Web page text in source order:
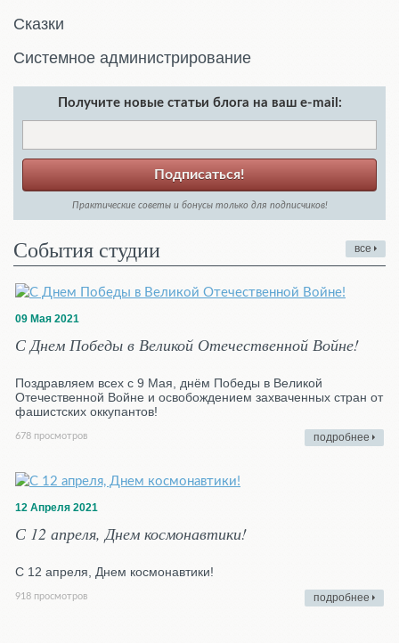
Сказки
Системное администрирование
Получите новые статьи блога на ваш e-mail:
Подписаться!
Практические советы и бонусы только для подписчиков!
События студии все
09 Мая 2021
С Днем Победы в Великой Отечественной Войне!
Поздравляем всех с 9 Мая, днём Победы в Великой
Отечественной Войне и освобождением захваченных стран от
фашистских оккупантов!
678 просмотров подробнее
12 Апреля 2021
С 12 апреля, Днем космонавтики!
С 12 апреля, Днем космонавтики!
918 просмотров подробнее